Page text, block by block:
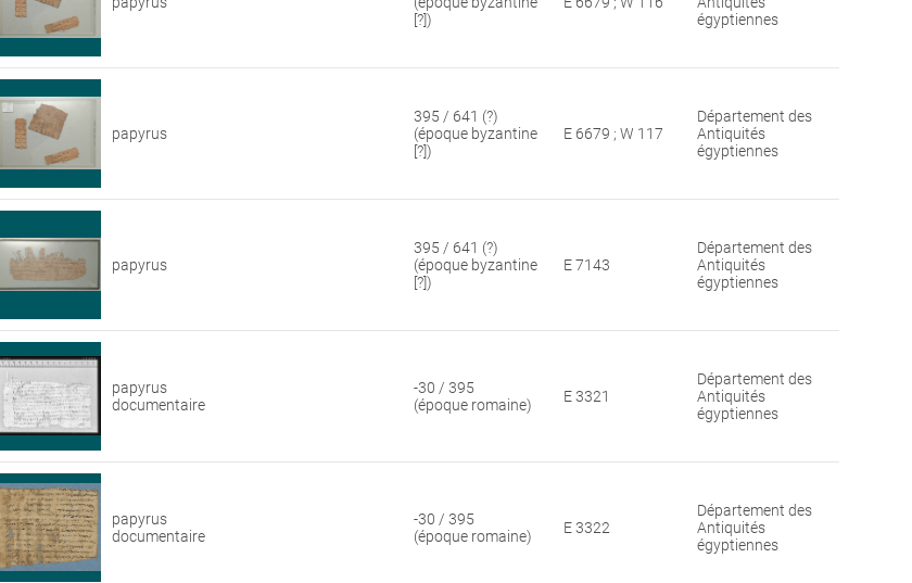
[?])
égyptiennes
papyrus
395 / 641 (?)
(époque byzantine
[?])
E 6679 ; W 117
Département des
Antiquités
égyptiennes
papyrus
395 / 641 (?)
(époque byzantine
[?])
E 7143
Département des
Antiquités
égyptiennes
papyrus
documentaire
-30 / 395
(époque romaine)
E 3321
Département des
Antiquités
égyptiennes
papyrus
documentaire
-30 / 395
(époque romaine)
E 3322
Département des
Antiquités
égyptiennes